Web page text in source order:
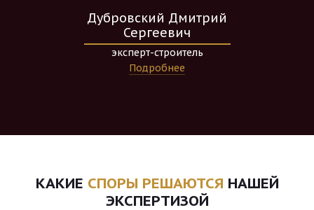
Дубровский Дмитрий
Сергеевич
эксперт-строитель
Подробнее
КАКИЕ СПОРЫ РЕШАЮТСЯ НАШЕЙ
ЭКСПЕРТИЗОЙ